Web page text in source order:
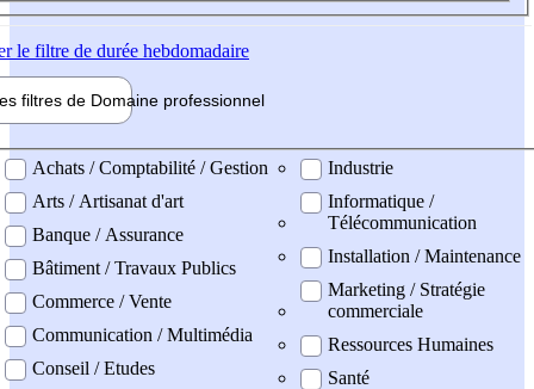
le filtre de durée hebdomadaire
filtres de Domaine professionnel
professionel
Achats / Comptabilité / Gestion
Arts / Artisanat d'art
Banque / Assurance
Bâtiment / Travaux Publics
Commerce / Vente
Communication / Multimédia
Conseil / Etudes
Industrie
Informatique /
Télécommunication
Installation / Maintenance
Marketing / Stratégie
commerciale
Ressources Humaines
Santé